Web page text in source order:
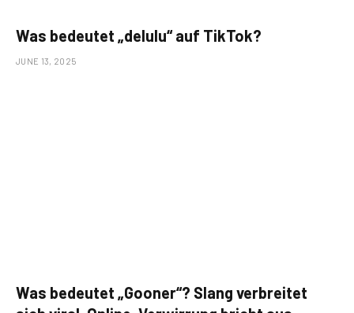
Was bedeutet „delulu“ auf TikTok?
JUNE 13, 2025
Was bedeutet „Gooner“? Slang verbreitet